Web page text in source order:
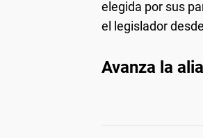
elegida por sus
el legislador
Avanza la